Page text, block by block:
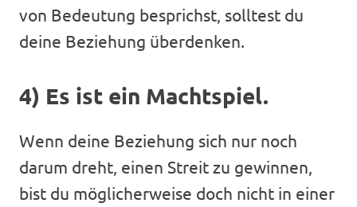
von Bedeutung besprichst, solltest du
deine Beziehung überdenken.
4) Es ist ein Machtspiel.
Wenn deine Beziehung sich nur noch
darum dreht, einen Streit zu gewinnen,
bist du möglicherweise doch nicht in einer